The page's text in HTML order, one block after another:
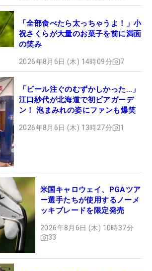
「全部食べたら太っちゃうよ！」小
祝さくらが大量のお菓子を前に満面
の笑み
2026年8月6日 (木) 14時09分 7
「ビール注ぐのむずかしかった…」
江口紗代が北海道で初ビアガーデ
ン！ 泡まみれの姿にファンも爆笑
2026年8月6日 (木) 13時27分 1
米国キャロウェイ、PGAツア
ー選手たちが使用するノーメ
ッキブレードを限定発売
2026年8月6日 (木) 10時37分
33